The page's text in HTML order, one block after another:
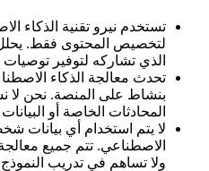
تستخدم نيرو تقنية الذكاء
لتخصيص المحتوى فقط. يحلل
الذي تشاركه لتوفير
تحدث معالجة الذكاء
بنشاط على المنصة. نحن لا
المحادثات الخاصة أو
لا يتم استخدام أي بيانات
الاصطناعي. تتم جميع
ولا تساهم في تدريب